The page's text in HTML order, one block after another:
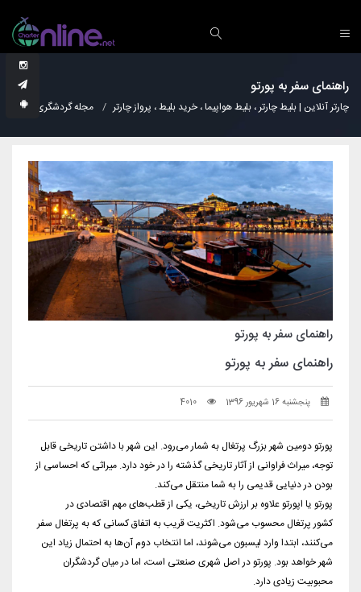
راهنمای سفر به پورتو
چارتر آنلاین | بلیط چارتر ، بلیط هواپیما ، خرید بلیط ، پرواز چارتر مجله گردشگری
راهنمای سفر به پورتو
راهنمای سفر به پورتو
پنجشنبه 16 شهریور 1396 4010
پورتو دومین شهر بزرگ پرتغال به شمار می‌رود. این شهر با داشتن تاریخی قابل
توجه، میراث‌ فراوانی از آثار تاریخی گذشته را در خود دارد. میراثی که احساسی از
بودن در دنیایی قدیمی را به شما منتقل می‌کند.
پورتو یا اپورتو علاوه بر ارزش تاریخی، یکی از قطب‌های مهم اقتصادی در
کشور پرتغال محسوب می‌شود. اکثریت قریب به اتفاق کسانی که به پرتغال سفر
می‌کنند، ابتدا وارد لیسبون می‌شوند، اما انتخاب دوم آن‌ها به احتمال زیاد این
شهر خواهد بود. پورتو در اصل شهری صنعتی است، اما در میان گردشگران
محبوبیت زیادی دارد.